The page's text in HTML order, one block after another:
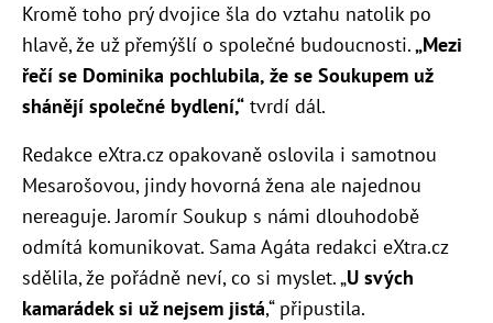
Kromě toho prý dvojice šla do vztahu natolik po
hlavě, že už přemýšlí o společné budoucnosti.„Mezi
řečí se Dominika pochlubila, že se Soukupem už
shánějí společné bydlení,“ tvrdí dál.
Redakce eXtra.cz opakovaně oslovila i samotnou
Mesarošovou, jindy hovorná žena ale najednou
nereaguje. Jaromír Soukup s námi dlouhodobě
odmítá komunikovat. Sama Agáta redakci eXtra.cz
sdělila, že pořádně neví, co si myslet. „U svých
kamarádek si už nejsem jistá,“ připustila.